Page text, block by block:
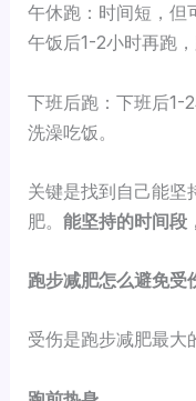
午休跑：时间短，但
午饭后1-2小时再跑
下班后跑：下班后1-
洗澡吃饭。
关键是找到自己能坚
肥。能坚持的时间段
跑步减肥怎么避免受
受伤是跑步减肥最大